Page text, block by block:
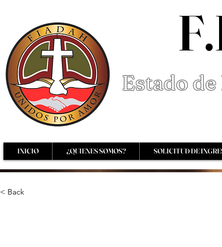
Estado
INICIO ¿QUIENES SOMOS? SOLICITUD DE
< Back